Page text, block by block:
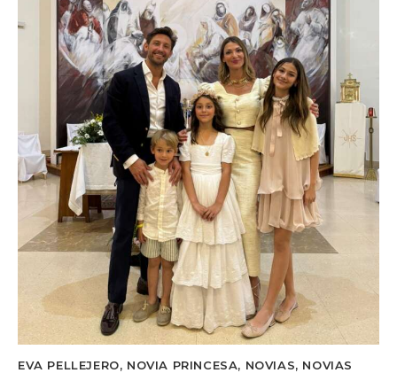
e
EVA PELLEJERO, NOVIA PRINCESA, NOVIAS, NOVIAS